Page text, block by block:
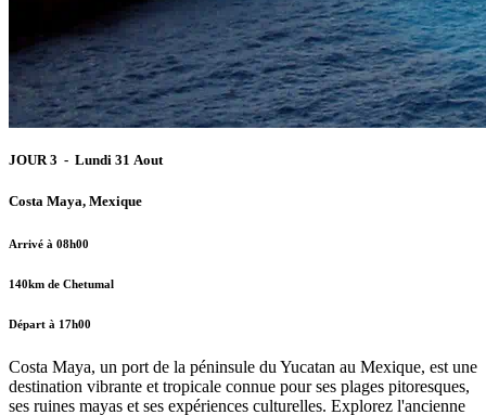
JOUR 3 - Lundi 31 Aout
Costa Maya, Mexique
Arrivé à 08h00
140km de Chetumal
Départ à 17h00
Costa Maya, un port de la péninsule du Yucatan au Mexique, est une
destination vibrante et tropicale connue pour ses plages pitoresques,
ses ruines mayas et ses expériences culturelles. Explorez l'ancienne